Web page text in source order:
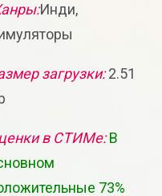
Инди,
загрузки:2.51
в СТИМе: В
73%